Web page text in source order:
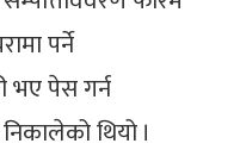
पर्ने
भए पेस गर्न
थियो ।